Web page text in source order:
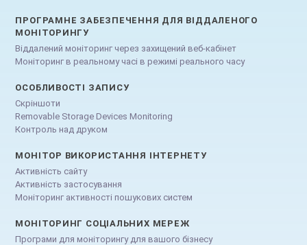
ПРОГРАМНЕ ЗАБЕЗПЕЧЕННЯ ДЛЯ ВІДДАЛЕНОГО
МОНІТОРИНГУ
Віддалений моніторинг через захищений веб-кабінет
Моніторинг в реальному часі в режимі реального часу
ОСОБЛИВОСТІ ЗАПИСУ
Скріншоти
Removable Storage Devices Monitoring
Контроль над друком
МОНІТОР ВИКОРИСТАННЯ ІНТЕРНЕТУ
Активність сайту
Активність застосування
Моніторинг активності пошукових систем
МОНІТОРИНГ СОЦІАЛЬНИХ МЕРЕЖ
Програми для моніторингу для вашого бізнесу